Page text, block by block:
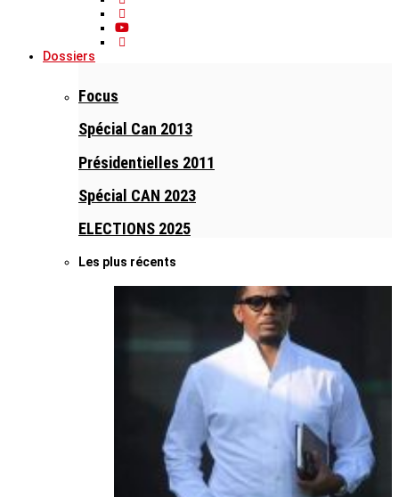
Dossiers
Focus
Spécial Can 2013
Présidentielles 2011
Spécial CAN 2023
ELECTIONS 2025
Les plus récents